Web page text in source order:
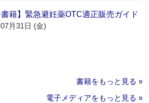
書籍】緊急避妊薬OTC適正販売ガイド
月31日 (金)
書籍をもっと見る »
電子メディアをもっと見る »